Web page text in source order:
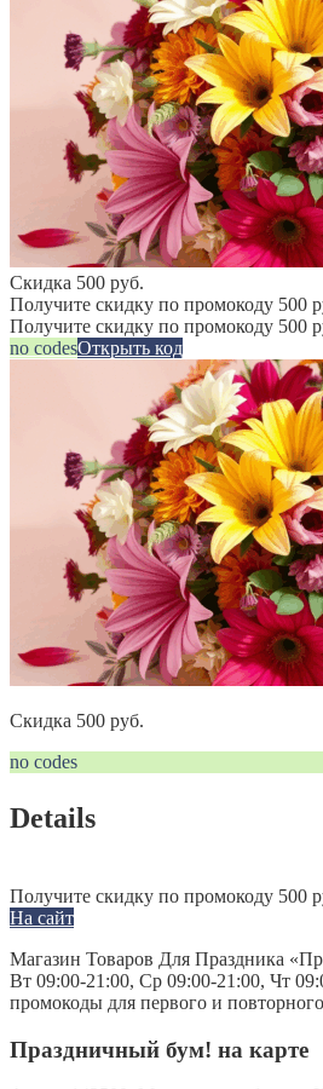
Скидка 500 руб.
Получите скидку по промокоду 500
Получите скидку по промокоду 500
no codesОткрыть код
Скидка 500 руб.
no codes
Details
Получите скидку по промокоду 500
На сайт
Магазин Товаров Для Праздника
Вт 09:00-21:00, Ср 09:00-21:00, Чт
промокоды для первого и повторного
Праздничный бум! на карте